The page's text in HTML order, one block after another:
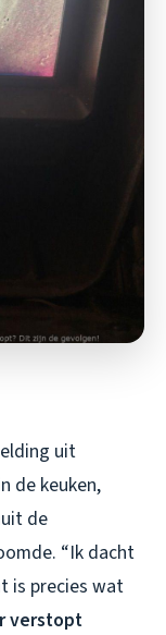
uit
de keuken,
de
“Ik dacht
is precies wat
verstopt